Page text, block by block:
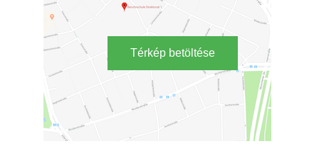
Térkép betöltése